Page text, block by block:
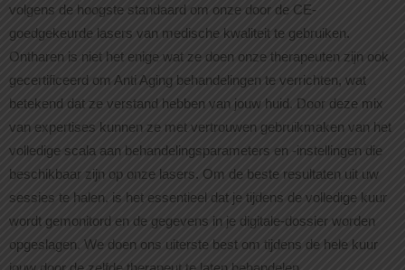
volgens de hoogste standaard om onze door de CE-
goedgekeurde lasers van medische kwaliteit te gebruiken.
Ontharen is niet het enige wat ze doen onze therapeuten zijn ook
gecertificeerd om Anti Aging behandelingen te verrichten, wat
betekend dat ze verstand hebben van jouw huid. Door deze mix
van expertises kunnen ze met vertrouwen gebruikmaken van het
volledige scala aan behandelingsparameters en -instellingen die
beschikbaar zijn op onze lasers. Om de beste resultaten uit uw
sessies te halen. is het essentieel dat je tijdens de volledige kuur
wordt gemonitord en de gegevens in je digitale-dossier worden
opgeslagen. We doen ons uiterste best om tijdens de hele kuur